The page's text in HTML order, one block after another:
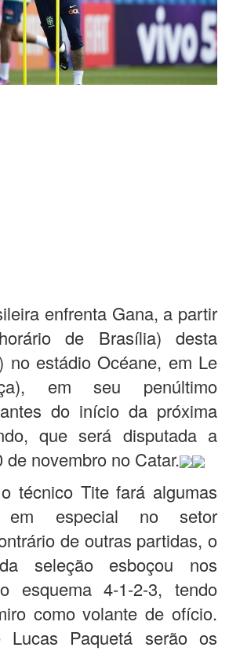
enfrenta Gana, a partir
de Brasília) desta
no estádio Océane, em Le
em seu penúltimo
do início da próxima
que será disputada a
novembro no Catar.
técnico Tite fará algumas
em especial no setor
de outras partidas, o
seleção esboçou nos
esquema 4-1-2-3, tendo
como volante de ofício.
Paquetá serão os